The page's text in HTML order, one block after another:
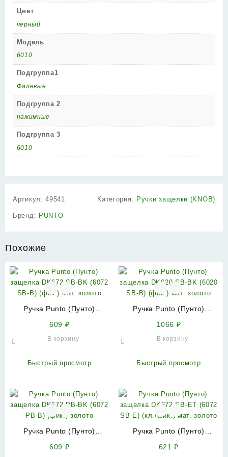
Цвет
черный
Модель
6010
Подгруппа1
Фалевые
Подгруппа 2
нажимные
Подгруппа 3
6010
Артикул:49541 Категория: Ручки защелки (KNOB)
Бренд: PUNTO
Похожие
Ручка Punto (Пунто)
золото
609 ₽
В корзину
Быстрый просмотр
Ручка Punto (Пунто)
золото
1066 ₽
В корзину
Быстрый просмотр
Ручка Punto (Пунто)
609 ₽
Ручка Punto (Пунто)
621₽